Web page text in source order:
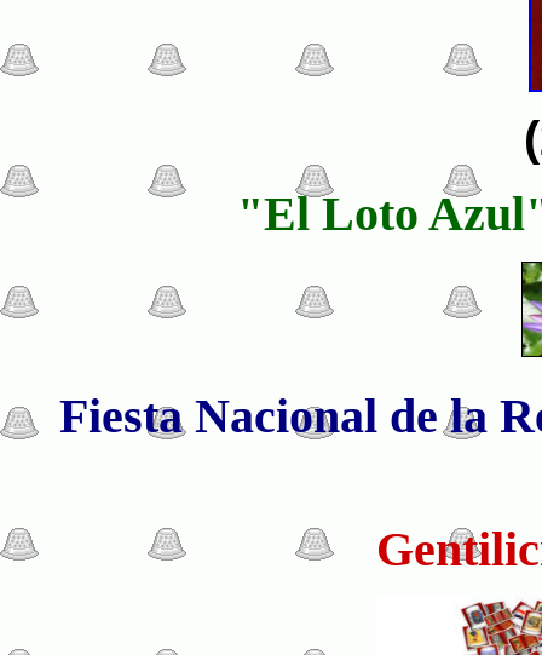
"El Loto
Fiesta Nacional de la